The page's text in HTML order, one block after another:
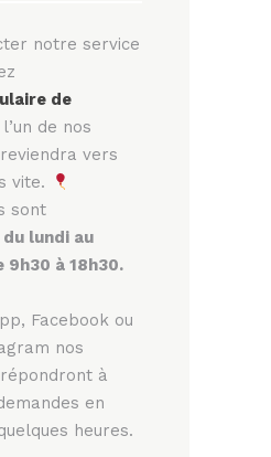
notre service
de
de nos
vers
vite.
sont
du lundi au
9h30 à 18h30.
Facebook ou
nos
à
en
heures.